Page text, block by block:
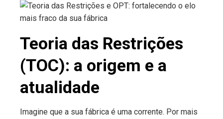
Teoria das Restrições
(TOC): a origem e a
atualidade
Imagine que a sua fábrica é uma corrente. Por mais